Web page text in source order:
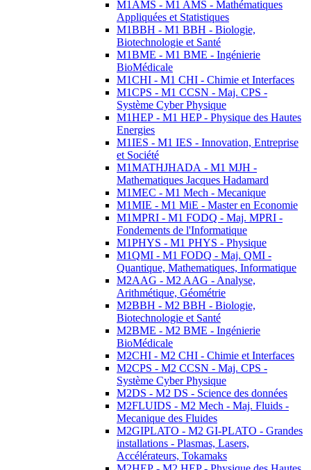
M1AMS - M1 AMS - Mathématiques
Appliquées et Statistiques
M1BBH - M1 BBH - Biologie,
Biotechnologie et Santé
M1BME - M1 BME - Ingénierie
BioMédicale
M1CHI - M1 CHI - Chimie et Interfaces
M1CPS - M1 CCSN - Maj. CPS -
Système Cyber Physique
M1HEP - M1 HEP - Physique des Hautes
Energies
M1IES - M1 IES - Innovation, Entreprise
et Société
M1MATHJHADA - M1 MJH -
Mathematiques Jacques Hadamard
M1MEC - M1 Mech - Mecanique
M1MIE - M1 MiE - Master en Economie
M1MPRI - M1 FODQ - Maj. MPRI -
Fondements de l'Informatique
M1PHYS - M1 PHYS - Physique
M1QMI - M1 FODQ - Maj. QMI -
Quantique, Mathematiques, Informatique
M2AAG - M2 AAG - Analyse,
Arithmétique, Géométrie
M2BBH - M2 BBH - Biologie,
Biotechnologie et Santé
M2BME - M2 BME - Ingénierie
BioMédicale
M2CHI - M2 CHI - Chimie et Interfaces
M2CPS - M2 CCSN - Maj. CPS -
Système Cyber Physique
M2DS - M2 DS - Science des données
M2FLUIDS - M2 Mech - Maj. Fluids -
Mecanique des Fluides
M2GIPLATO - M2 GI-PLATO - Grandes
installations - Plasmas, Lasers,
Accélérateurs, Tokamaks